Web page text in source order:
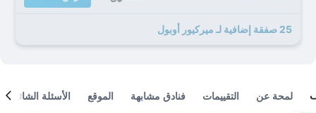
25 صفقة إضافية لـ ميركيور أوبول
لمحة عن التقييمات فنادق مشابهة الموقع الأسئلة الشائعة